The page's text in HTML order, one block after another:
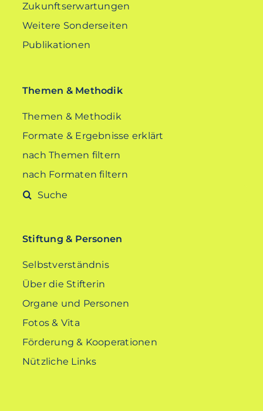
Zukunftserwartungen
Weitere Sonderseiten
Publikationen
Themen & Methodik
Themen & Methodik
Formate & Ergebnisse erklärt
nach Themen filtern
nach Formaten filtern
Suche
Stiftung & Personen
Selbstverständnis
Über die Stifterin
Organe und Personen
Fotos & Vita
Förderung & Kooperationen
Nützliche Links